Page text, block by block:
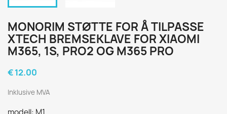
MONORIM STØTTE FOR Å TILPASSE
XTECH BREMSEKLAVE FOR XIAOMI
M365, 1S, PRO2 OG M365 PRO
€ 12.00
Inklusive MVA